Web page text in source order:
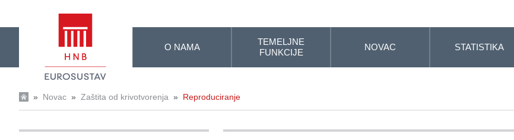
O NAMA
TEMELJNE
FUNKCIJE
NOVAC STATISTIKA
» Novac » Zaštita od krivotvorenja » Reproduciranje